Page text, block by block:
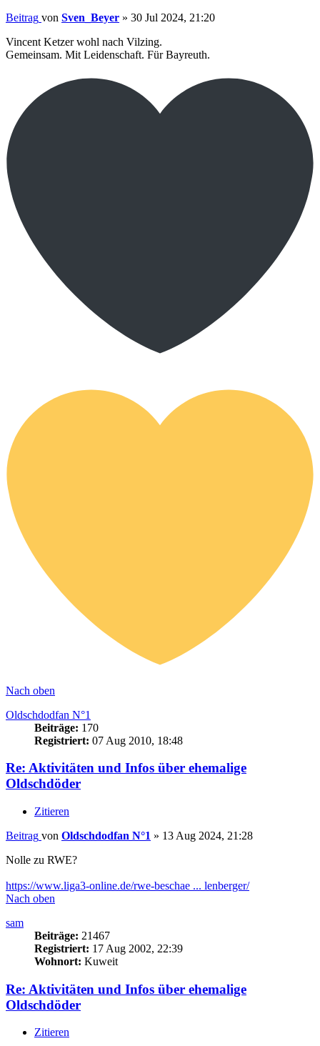
Beitrag von Sven_Beyer » 30 Jul 2024, 21:20
Vincent Ketzer wohl nach Vilzing.
Gemeinsam. Mit Leidenschaft. Für Bayreuth.
Nach oben
Oldschdodfan N°1
Beiträge: 170
Registriert: 07 Aug 2010, 18:48
Re: Aktivitäten und Infos über ehemalige
Oldschdöder
Zitieren
Beitrag von Oldschdodfan N°1 » 13 Aug 2024, 21:28
Nolle zu RWE?
https://www.liga3-online.de/rwe-beschae ... lenberger/
Nach oben
sam
Beiträge: 21467
Registriert: 17 Aug 2002, 22:39
Wohnort: Kuweit
Re: Aktivitäten und Infos über ehemalige
Oldschdöder
Zitieren